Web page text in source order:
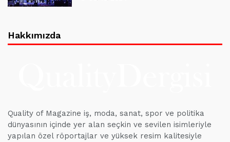
Hakkımızda
Quality of Magazine iş, moda, sanat, spor ve politika
dünyasının içinde yer alan seçkin ve sevilen isimleriyle
yapılan özel röportajlar ve yüksek resim kalitesiyle